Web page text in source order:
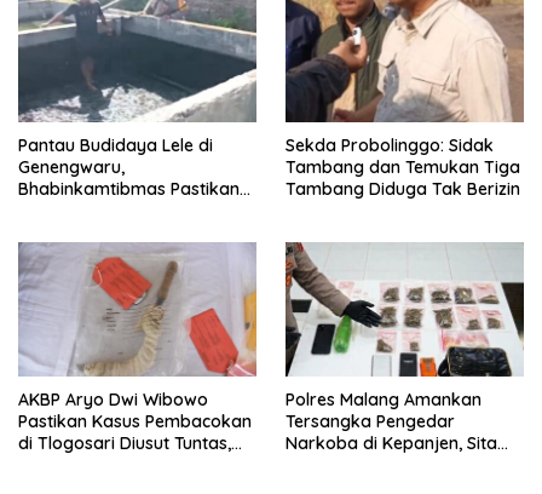
Pantau Budidaya Lele di
Genengwaru,
Bhabinkamtibmas Pastikan
Sekda Probolinggo: Sidak
Tambang dan Temukan Tiga
Tambang Diduga Tak Berizin
AKBP Aryo Dwi Wibowo
Pastikan Kasus Pembacokan
di Tlogosari Diusut Tuntas,
Polres Malang Amankan
Tersangka Pengedar
Narkoba di Kepanjen, Sita